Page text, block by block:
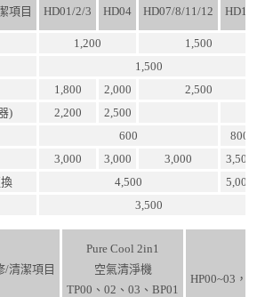
項目 HD01/2/3 HD04 HD07/8/11/12 HD15
1,200
1,500
1,500
1,800 2,000
2,500
)
2,200
2,500
600
800
3,000 3,000 3,000
3,500
4,500
5,000
3,500
/清潔項目
Pure Cool 2in1
空氣清淨機
TP00、02、03、BP01
HP00~03，